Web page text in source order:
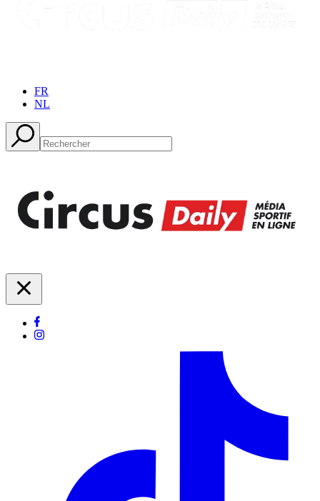
FR
NL